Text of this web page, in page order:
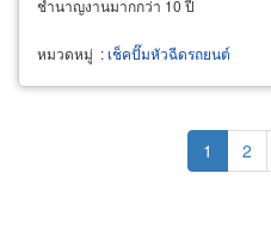
ชำนาญงานมากกว่า 10 ปี
หมวดหมู่ : เช็คปั๊มหัวฉีดรถยนต์
Current
page
1 Page
2